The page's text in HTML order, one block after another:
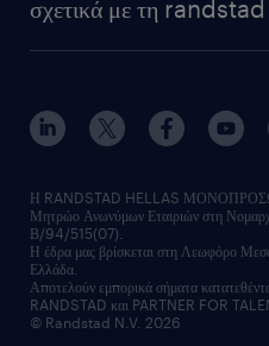
εκπαίδευση εργαζομένων
υπηρεσίες inhouse
υπηρεσίες redeployment
workforce insights
επικοινώνησε μαζί μας
employer brand
σχετικά με τη randstad
τα γραφεία μας
δελτία τύπου
οικονομικά στοιχεία
επικοινώνησε μαζί μας
Η RANDSTAD HELLAS
Μητρώο Ανωνύμων Εταιριών στη
Β/94/515(07).
Η έδρα μας βρίσκεται στη Λεωφόρο
Ελλάδα.
Αποτελούν εμπορικά σήματα
RANDSTAD και PARTNER FOR
© Randstad N.V. 2026